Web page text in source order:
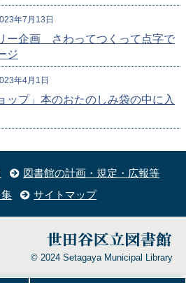
年7月13日
ー企画 さわってつくって点字で
ジ
年4月1日
ップ」本のおたのしみ袋の中に入
図書館の計画・規定・広報等
サイトマップ
© 2024 Setagaya Municipal Library